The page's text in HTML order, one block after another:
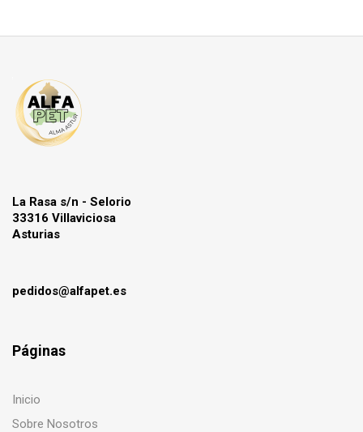
La Rasa s/n - Selorio
33316 Villaviciosa
Asturias
pedidos@alfapet.es
Páginas
Inicio
Sobre Nosotros